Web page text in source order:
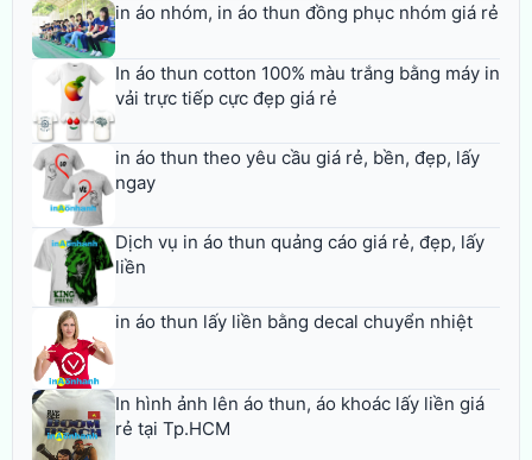
in áo nhóm, in áo thun đồng phục nhóm giá rẻ
In áo thun cotton 100% màu trắng bằng máy in
vải trực tiếp cực đẹp giá rẻ
in áo thun theo yêu cầu giá rẻ, bền, đẹp, lấy
ngay
Dịch vụ in áo thun quảng cáo giá rẻ, đẹp, lấy
liền
in áo thun lấy liền bằng decal chuyển nhiệt
In hình ảnh lên áo thun, áo khoác lấy liền giá
rẻ tại Tp.HCM